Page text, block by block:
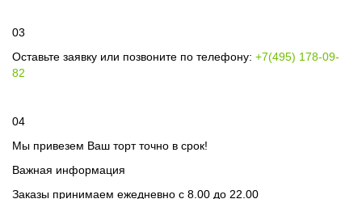
03
Оставьте заявку или позвоните по телефону: +7(495) 178-09-
82
04
Мы привезем Ваш торт точно в срок!
Важная информация
Заказы принимаем ежедневно с 8.00 до 22.00